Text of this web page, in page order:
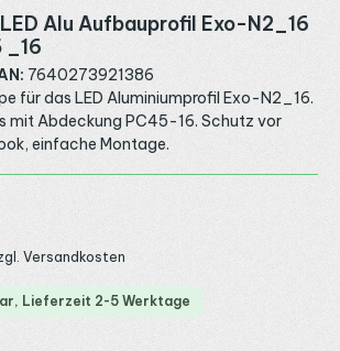
Alu Aufbauprofil Exo-N2_16
_16
7640273921386
für das LED Aluminiumprofil Exo-N2_16.
mit Abdeckung PC45-16. Schutz vor
einfache Montage.
Versandkosten
Lieferzeit 2-5 Werktage